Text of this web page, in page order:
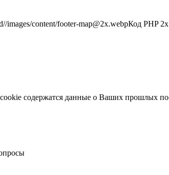
images/content/footer-map@2x.webpКод PHP
содержатся данные о Ваших прошлых